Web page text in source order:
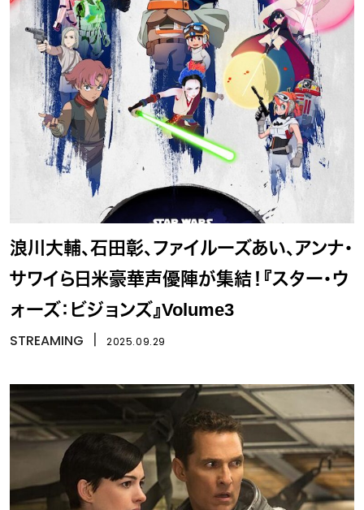
浪川大輔、石田彰、ファイルーズあい、アンナ・
サワイら日米豪華声優陣が集結！『スター・ウ
ォーズ：ビジョンズ』Volume3
STREAMING 2025.09.29